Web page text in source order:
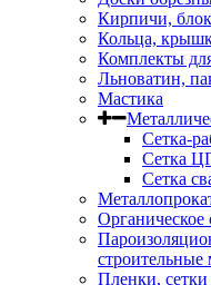
Кирпичи,
Кольца,
Комплекты
Льноватин,
Мастика
Сетка-
Сетка
Сетка
Органическое
Пленки,